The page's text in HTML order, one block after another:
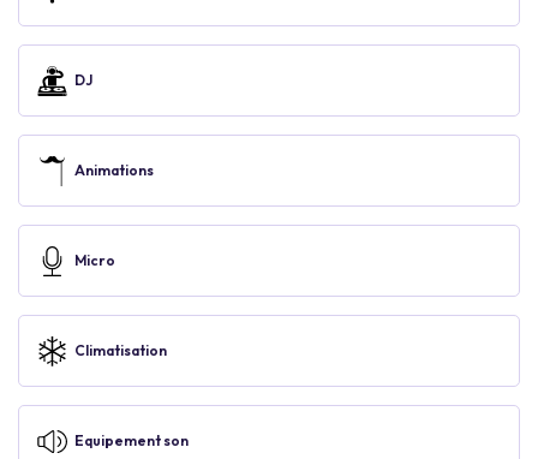
DJ
Animations
Micro
Climatisation
Equipement son